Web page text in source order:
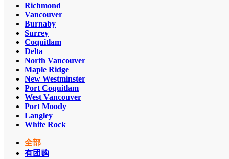
Richmond
Vancouver
Burnaby
Surrey
Coquitlam
Delta
North Vancouver
Maple Ridge
New Westminster
Port Coquitlam
West Vancouver
Port Moody
Langley
White Rock
全部
有团购